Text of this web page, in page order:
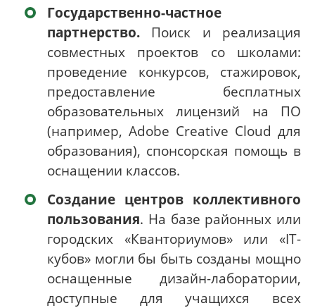
Государственно-частное
партнерство. Поиск и реализация
совместных проектов со школами:
проведение конкурсов, стажировок,
предоставление бесплатных
образовательных лицензий на ПО
(например, Adobe Creative Cloud для
образования), спонсорская помощь в
оснащении классов.
Создание центров коллективного
пользования. На базе районных или
городских «Кванториумов» или «IT-
кубов» могли бы быть созданы мощно
оснащенные дизайн-лаборатории,
доступные для учащихся всех